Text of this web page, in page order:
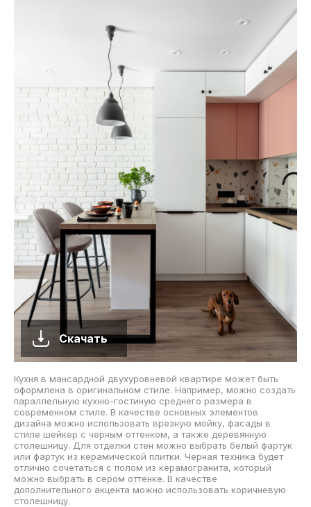
Скачать
Кухня в мансардной двухуровневой квартире может быть
оформлена в оригинальном стиле. Например, можно создать
параллельную кухню-гостиную среднего размера в
современном стиле. В качестве основных элементов
дизайна можно использовать врезную мойку, фасады в
стиле шейкер с черным оттенком, а также деревянную
столешницу. Для отделки стен можно выбрать белый фартук
или фартук из керамической плитки. Черная техника будет
отлично сочетаться с полом из керамогранита, который
можно выбрать в сером оттенке. В качестве
дополнительного акцента можно использовать коричневую
столешницу.